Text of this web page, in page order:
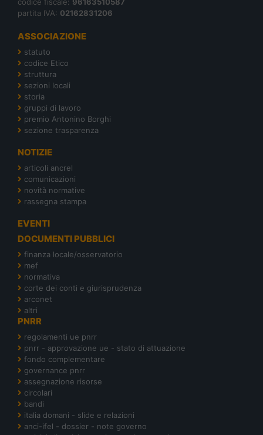
partita IVA: 02162831206
ASSOCIAZIONE
statuto
codice Etico
struttura
sezioni locali
storia
gruppi di lavoro
premio Antonino Borghi
sezione trasparenza
NOTIZIE
articoli ancrel
comunicazioni
novità normative
rassegna stampa
EVENTI
DOCUMENTI PUBBLICI
finanza locale/osservatorio
mef
normativa
corte dei conti e giurisprudenza
arconet
altri
PNRR
regolamenti ue pnrr
pnrr - approvazione ue - stato di attuazione
fondo complementare
governance pnrr
assegnazione risorse
circolari
bandi
italia domani - slide e relazioni
anci-ifel - dossier - note governo